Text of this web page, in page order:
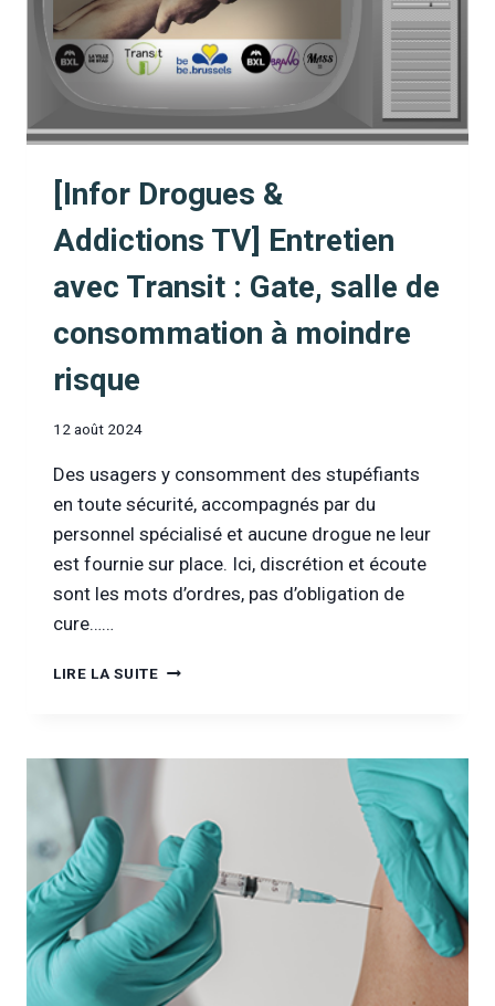
[Infor Drogues &
Addictions TV] Entretien
avec Transit : Gate, salle de
consommation à moindre
risque
12 août 2024
Des usagers y consomment des stupéfiants
en toute sécurité, accompagnés par du
personnel spécialisé et aucune drogue ne leur
est fournie sur place. Ici, discrétion et écoute
sont les mots d’ordres, pas d’obligation de
cure……
LIRE LA SUITE[INFOR
TV]
TRANSIT
:
GATE,
SALLE
DE
CONSOMMATION
MOINDRE